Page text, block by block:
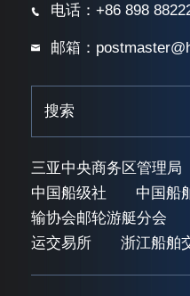
电话：+86 898
邮箱：
三亚中央商务区管理局
中国船级社
中国船
输协会邮轮游艇分会
运交易所
浙江船舶